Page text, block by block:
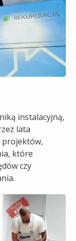
instalacyjną,
lata
projektów,
które
czy